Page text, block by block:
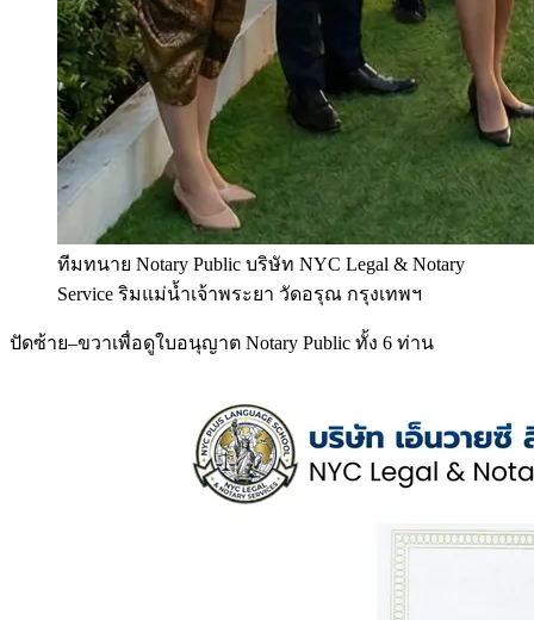
ทีมทนาย Notary Public บริษัท NYC Legal & Notary
Service ริมแม่น้ำเจ้าพระยา วัดอรุณ กรุงเทพฯ
ปัดซ้าย–ขวาเพื่อดูใบอนุญาต Notary Public ทั้ง 6 ท่าน